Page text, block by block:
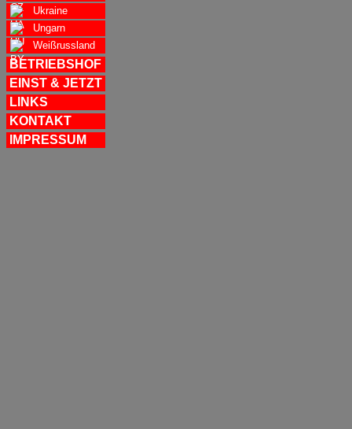
Ukraine
Ungarn
Weißrussland
BETRIEBSHOF
EINST & JETZT
LINKS
KONTAKT
IMPRESSUM